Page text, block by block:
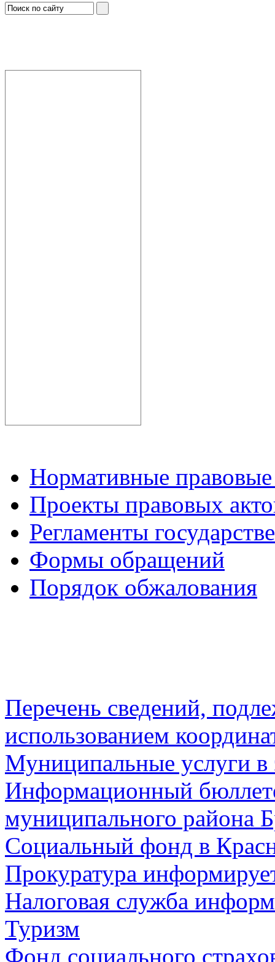
Нормативные
Проекты правовых
Регламенты
Формы обращений
Порядок обжалования
Перечень сведений,
использованием
Муниципальные услуги в
Информационный
муниципального района
Социальный фонд в
Прокуратура
Налоговая служба
Туризм
Фонд социального